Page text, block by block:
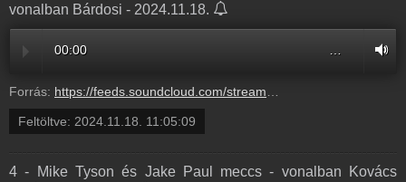
vonalban Bárdosi - 2024.11.18.
00:00 …
Forrás: https://feeds.soundcloud.com/stream/1960892583-balazsek-4-mike-tyson-es-jake-paul-mecs.mp3
Feltöltve: 2024.11.18. 11:05:09
4 - Mike Tyson és Jake Paul meccs - vonalban Kovács